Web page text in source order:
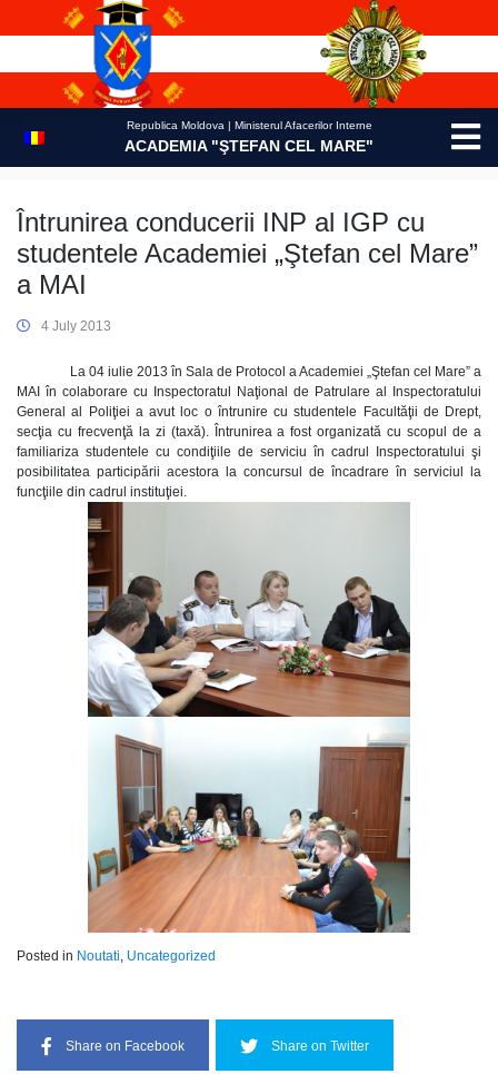
Republica Moldova | Ministerul Afacerilor Interne
ACADEMIA "ŞTEFAN CEL MARE"
Întrunirea conducerii INP al IGP cu
studentele Academiei „Ştefan cel Mare”
a MAI
4 July 2013
La 04 iulie 2013 în Sala de Protocol a Academiei „Ştefan cel Mare” a
MAI în colaborare cu Inspectoratul Naţional de Patrulare al Inspectoratului
General al Poliţiei a avut loc o întrunire cu studentele Facultăţii de Drept,
secţia cu frecvenţă la zi (taxă). Întrunirea a fost organizată cu scopul de a
familiariza studentele cu condiţiile de serviciu în cadrul Inspectoratului şi
posibilitatea participării acestora la concursul de încadrare în serviciul la
funcţiile din cadrul instituţiei.
Posted in Noutati Uncategorized
Share on Facebook Share on Twitter